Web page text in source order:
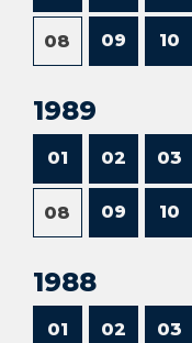
08 09 10
1989
01 02 03
08 09 10
1988
01 02 03